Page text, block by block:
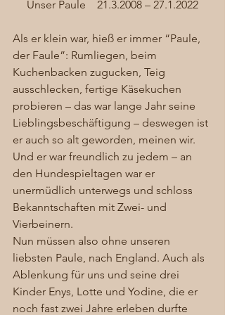
Unser Paule    21.3.2008 – 27.1.2022
Als er klein war, hieß er immer “Paule,
der Faule”: Rumliegen, beim
Kuchenbacken zugucken, Teig
ausschlecken, fertige Käsekuchen
probieren – das war lange Jahr seine
Lieblingsbeschäftigung – deswegen ist
er auch so alt geworden, meinen wir.
Und er war freundlich zu jedem – an
den Hundespieltagen war er
unermüdlich unterwegs und schloss
Bekanntschaften mit Zwei- und
Vierbeinern.
Nun müssen also ohne unseren
liebsten Paule, nach England. Auch als
Ablenkung für uns und seine drei
Kinder Enys, Lotte und Yodine, die er
noch fast zwei Jahre erleben durfte